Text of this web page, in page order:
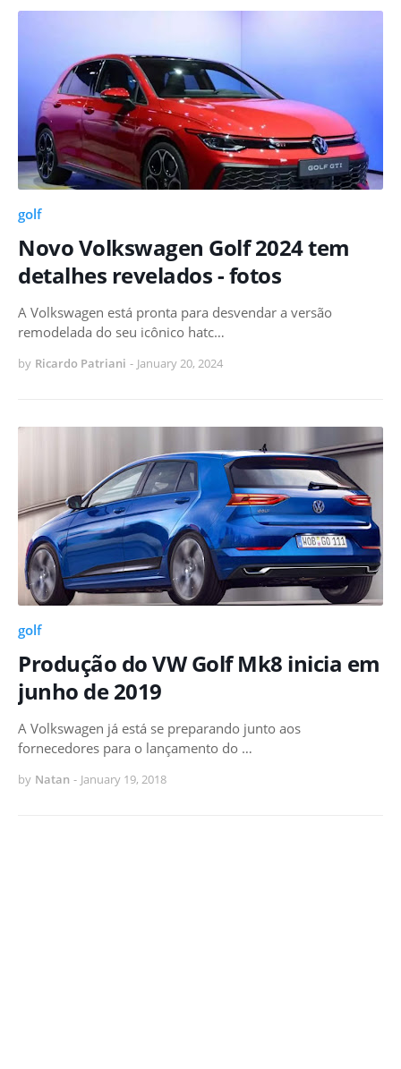
golf
Novo Volkswagen Golf 2024 tem
detalhes revelados - fotos
A Volkswagen está pronta para desvendar a versão
remodelada do seu icônico hatc…
by Ricardo Patriani - January 20, 2024
golf
Produção do VW Golf Mk8 inicia em
junho de 2019
A Volkswagen já está se preparando junto aos
fornecedores para o lançamento do …
by Natan - January 19, 2018